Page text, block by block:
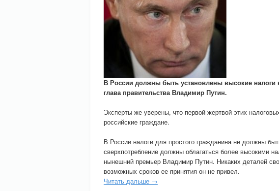
В России должны быть установлены высокие налоги
глава правительства Владимир Путин.
Эксперты же уверены, что первой жертвой этих
российские граждане.
В России налоги для простого гражданина не должны
сверхпотребление должны облагаться более высокими
нынешний премьер Владимир Путин. Никаких деталей
возможных сроков ее принятия он не привел.
Читать дальше →